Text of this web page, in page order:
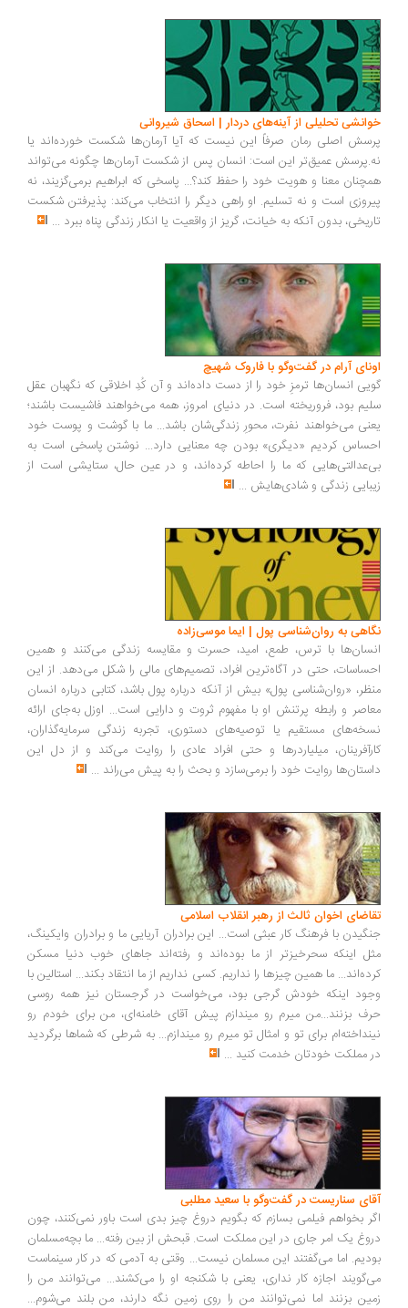
خوانشی تحلیلی از آینه‌های دردار | اسحاق شیروانی
پرسش اصلی رمان صرفاً این نیست که آیا آرمان‌ها شکست خورده‌اند یا
نه.پرسش عمیق‌تر این است: انسان پس از شکست آرمان‌ها چگونه می‌تواند
همچنان معنا و هویت خود را حفظ کند؟... پاسخی که ابراهیم برمی‌گزیند، نه
پیروزی است و نه تسلیم. او راهی دیگر را انتخاب می‌کند: پذیرفتن شکست
تاریخی، بدون آنکه به خیانت، گریز از واقعیت یا انکار زندگی پناه ببرد ...
اونای آرام در گفت‌وگو با فاروک شهیچ‭
گویی انسان‌ها ترمزِ خود را از دست داده‌اند و آن کُدِ اخلاقی که نگهبان عقل
سلیم بود، فروریخته است. در دنیای امروز، همه می‌خواهند فاشیست باشند؛
یعنی می‌خواهند نفرت، محورِ زندگی‌شان باشد... ما با گوشت و پوست خود
احساس کردیم «دیگری» بودن چه معنایی دارد... نوشتن پاسخی است به
بی‌عدالتی‌هایی که ما را احاطه کرده‌اند، و در عین حال، ستایشی است از
زیبایی زندگی و شادی‌هایش ...
نگاهی به روان‌شناسی پول | ایما موسی‌زاده
انسان‌ها با ترس، طمع، امید، حسرت و مقایسه زندگی می‌کنند و همین
احساسات، حتی در آگاه‌ترین افراد، تصمیم‌های مالی را شکل می‌دهد. از این
منظر، «روان‌شناسی پول» بیش از آنکه درباره پول باشد، کتابی درباره انسان
معاصر و رابطه پرتنش او با مفهوم ثروت و دارایی است... اوزل به‌جای ارائه
نسخه‌های مستقیم یا توصیه‌های دستوری، تجربه زندگی سرمایه‌گذاران،
کارآفرینان، میلیاردرها و حتی افراد عادی را روایت می‌کند و از دل این
داستان‌ها روایت خود را برمی‌سازد و بحث را به پیش می‌راند ...
تقاضای اخوان ثالث از رهبر انقلاب اسلامی
جنگیدن با فرهنگ کار عبثی است... این برادران آریایی ما و برادران وایکینگ،
مثل اینکه سحرخیزتر از ما بوده‌اند و رفته‌اند جاهای خوب دنیا مسکن
کرده‌اند... ما همین چیزها را نداریم. کسی نداریم از ما انتقاد بکند... استالین با
وجود اینکه خودش گرجی بود، می‌خواست در گرجستان نیز همه روسی
حرف بزنند...من میرم رو میندازم پیش آقای خامنه‌ای، من برای خودم رو
نینداخته‌ام برای تو و امثال تو میرم رو میندازم... به شرطی که شماها برگردید
در مملکت خودتان خدمت کنید ...
آقای سناریست در گفت‌وگو با سعید مطلبی
اگر بخواهم فیلمی بسازم که بگویم دروغ چیز بدی است باور نمی‌کنند، چون
دروغ یک امر جاری در این مملکت است. قبحش از بین رفته... ما بچه‌مسلمان
بودیم. اما می‌گفتند این مسلمان نیست... وقتی به آدمی که در کار سینماست
می‌گویند اجازه کار نداری، یعنی با شکنجه او را می‌کشند... می‌توانند من را
زمین بزنند اما نمی‌توانند من را روی زمین نگه دارند، من بلند می‌شوم...